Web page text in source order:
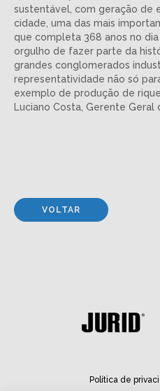
sustentável, com geração de
cidade, uma das mais
que completa 368 anos no dia
orgulho de fazer parte da
grandes conglomerados
representatividade não só
exemplo de produção de
Luciano Costa, Gerente Geral
VOLTAR
Política de